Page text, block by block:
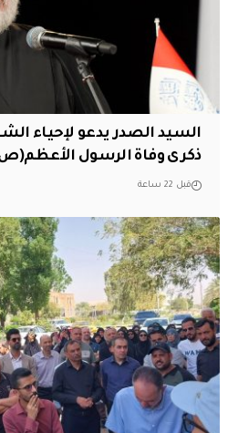
السيد الصدر يدعو لإحياء
ذكرى وفاة الرسول
قبل 22 ساعة